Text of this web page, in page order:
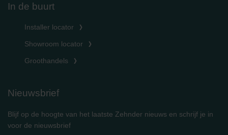
In de buurt
Installer locator
Showroom locator
Groothandels
Nieuwsbrief
Blijf op de hoogte van het laatste Zehnder nieuws en schrijf je in
voor de nieuwsbrief